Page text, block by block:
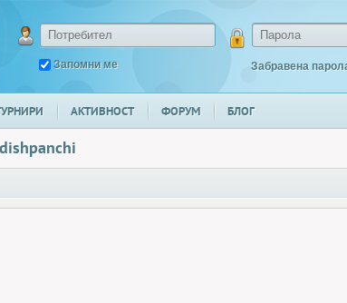
Запомни ме Забравена
АКТИВНОСТ ФОРУМ БЛОГ